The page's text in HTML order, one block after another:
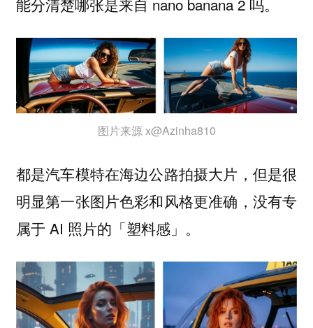
能分清楚哪张是来自 nano banana 2 吗。
图片来源 x@Azinha810
都是汽车模特在海边公路拍摄大片，但是很
明显第一张图片色彩和风格更准确，没有专
属于 AI 照片的「塑料感」。